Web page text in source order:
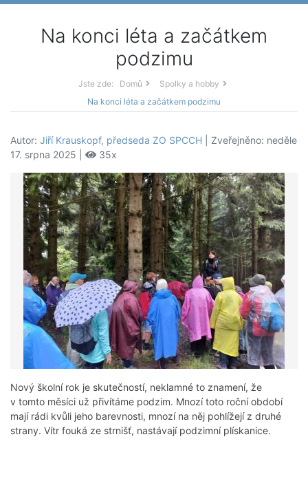
Na konci léta a začátkem
podzimu
Jste zde: Domů
Spolky a hobby
Na konci léta a začátkem podzimu
Autor: Jiří Krauskopf, předseda ZO SPCCH | Zveřejněno: neděle
17. srpna 2025 |
35x
Nový školní rok je skutečností, neklamné to znamení, že
v tomto měsíci už přivítáme podzim. Mnozí toto roční období
mají rádi kvůli jeho barevnosti, mnozí na něj pohlížejí z druhé
strany. Vítr fouká ze strnišť, nastávají podzimní plískanice.